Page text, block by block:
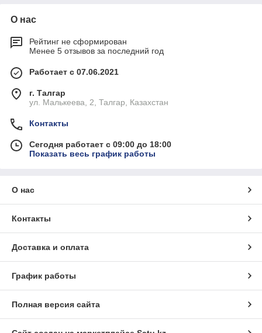
О нас
Рейтинг не сформирован
Менее 5 отзывов за последний год
Работает с 07.06.2021
г. Талгар
ул. Малькеева, 2, Талгар, Казахстан
Контакты
Сегодня работает с 09:00 до 18:00
Показать весь график работы
О нас
Контакты
Доставка и оплата
График работы
Полная версия сайта